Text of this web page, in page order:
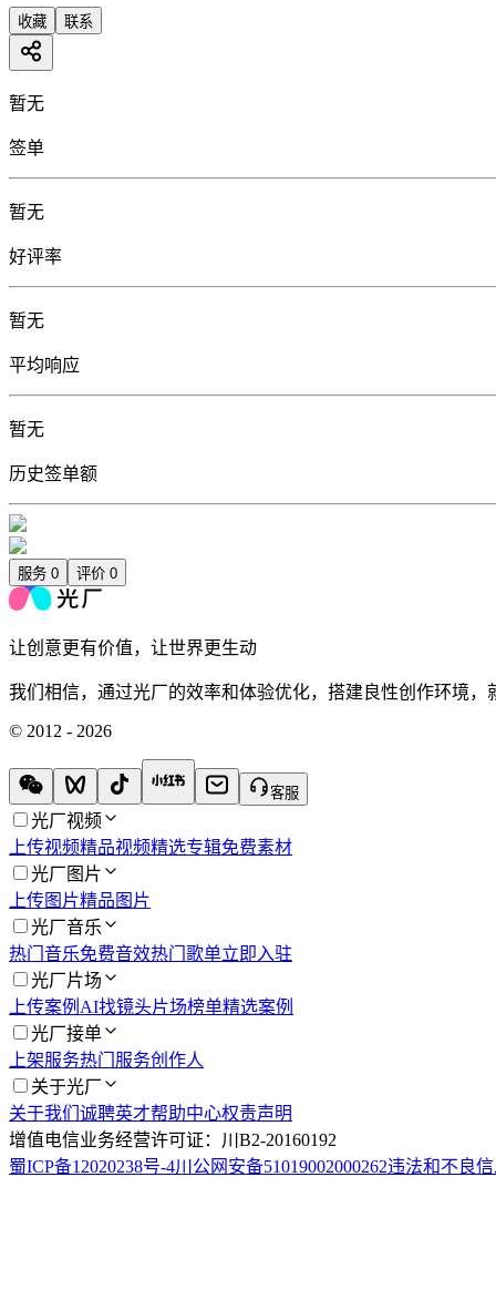
收藏 联系
暂无
签单
暂无
好评率
暂无
平均响应
暂无
历史签单额
服务 0 评价 0
让创意更有价值，让世界更生动
我们相信，通过光厂的效率和体验优化，搭建良性创作环境
© 2012 - 2026
客服
光厂视频
上传视频精品视频精选专辑免费素材
光厂图片
上传图片精品图片
光厂音乐
热门音乐免费音效热门歌单立即入驻
光厂片场
上传案例 AI找镜头片场榜单精选案例
光厂接单
上架服务热门服务创作人
关于光厂
关于我们 诚聘英才帮助中心权责声明
增值电信业务经营许可证：川B2-20160192
蜀ICP备12020238号-4川公网安备51019002000262违法和不良